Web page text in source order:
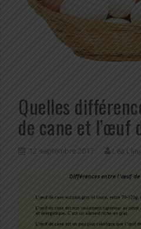
Quelles
de cane et l’œuf
12 septembre 2017 Léa